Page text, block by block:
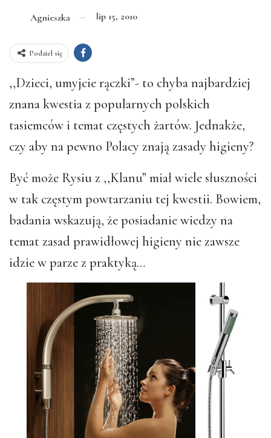
Agnieszka lip 15, 2010
Podziel się
,,Dzieci, umyjcie rączki”- to chyba najbardziej
znana kwestia z popularnych polskich
tasiemców i temat częstych żartów. Jednakże,
czy aby na pewno Polacy znają zasady higieny?
Być może Rysiu z ,,Klanu” miał wiele słuszności
w tak częstym powtarzaniu tej kwestii. Bowiem,
badania wskazują, że posiadanie wiedzy na
temat zasad prawidłowej higieny nie zawsze
idzie w parze z praktyką…